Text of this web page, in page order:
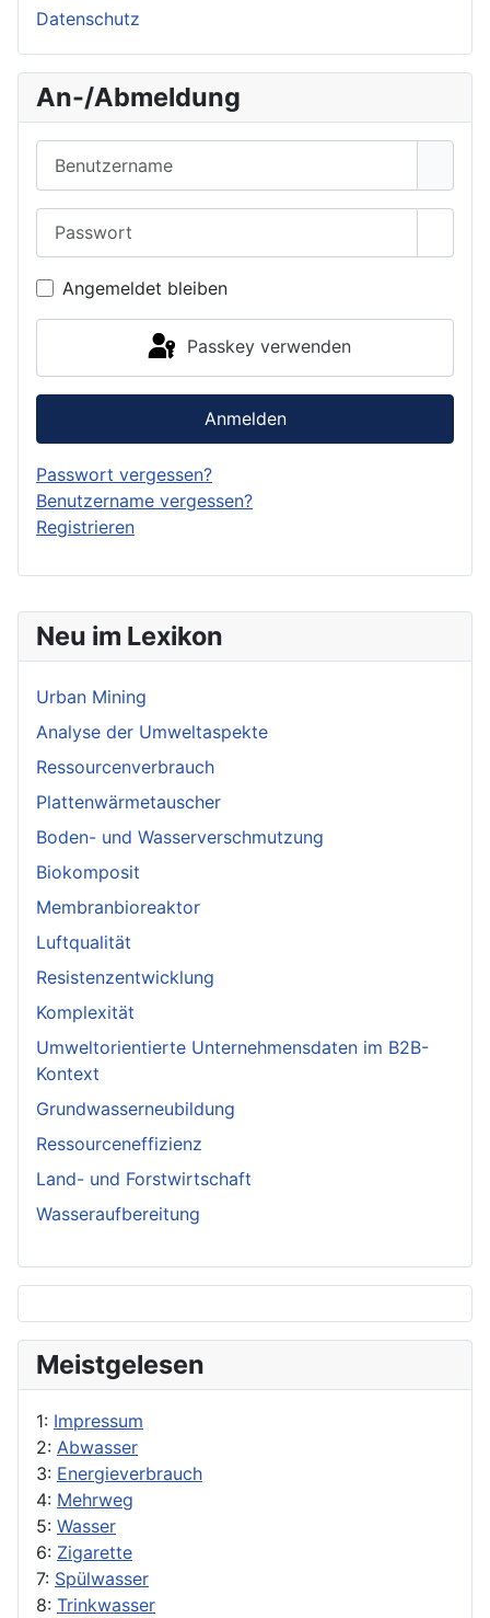
Neu im Lexikon
Urban Mining
Analyse der Umweltaspekte
Ressourcenverbrauch
Plattenwärmetauscher
Boden- und Wasserverschmutzung
Biokomposit
Membranbioreaktor
Luftqualität
Resistenzentwicklung
Komplexität
Umweltorientierte Unternehmensdaten im B2B-
Kontext
Grundwasserneubildung
Ressourceneffizienz
Land- und Forstwirtschaft
Wasseraufbereitung
Meistgelesen
1: Impressum
2: Abwasser
3: Energieverbrauch
4: Mehrweg
5: Wasser
6: Zigarette
7: Spülwasser
8: Trinkwasser
Datenschutz
An-/Abmeldung
Angemeldet bleiben
Passkey verwenden
Anmelden
Passwort vergessen?
Benutzername vergessen?
Registrieren